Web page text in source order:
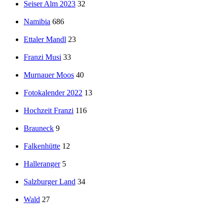
Seiser Alm 2023 32
Namibia 686
Ettaler Mandl 23
Franzi Musi 33
Murnauer Moos 40
Fotokalender 2022 13
Hochzeit Franzi 116
Brauneck 9
Falkenhütte 12
Halleranger 5
Salzburger Land 34
Wald 27